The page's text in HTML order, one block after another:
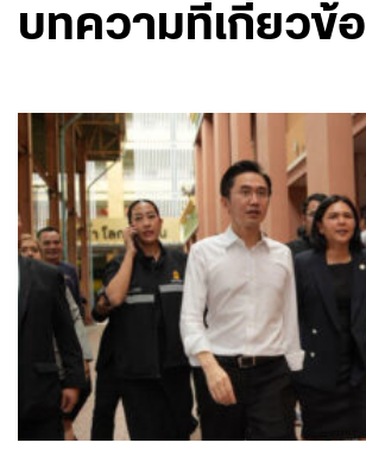
บทความที่เกี่ยวข้